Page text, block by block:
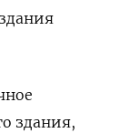
здания,